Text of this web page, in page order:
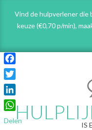
content
Vind de hulpverlener die
keuze (€0,70 p/min),
IS
Facebook
Twitter
LinkedIn
WhatsApp
Delen